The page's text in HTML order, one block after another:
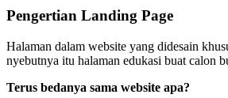
Pengertian Landing Page
Halaman dalam website yang didesain
nyebutnya itu halaman edukasi buat calon
Terus bedanya sama website apa?